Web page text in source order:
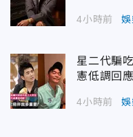
4小時前
星二代騙
憲低調回應
4小時前